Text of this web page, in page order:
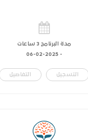
مدة البرنامج 3 ساعات
-
06-02-2025
التسجيل التفاصيل